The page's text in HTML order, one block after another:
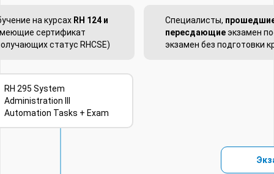
на курсах RH 124 и
сертификат
статус RHCSE)
RH 295 System
Administration III
Automation Tasks + Exam
Специалисты,
пересдающиеэкзамен
экзамен без подготовки